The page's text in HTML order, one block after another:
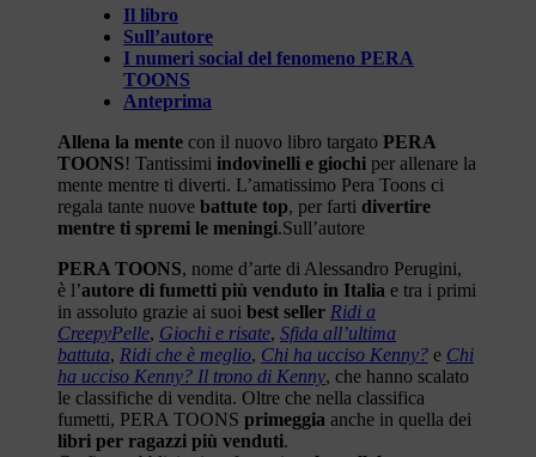
Il libro
Sull’autore
I numeri social del fenomeno PERA
TOONS
Anteprima
Allena la mente con il nuovo libro targato PERA
TOONS! Tantissimi indovinelli e giochi per allenare la
mente mentre ti diverti. L’amatissimo Pera Toons ci
regala tante nuove battute top, per farti divertire
mentre ti spremi le meningi.Sull’autore
PERA TOONS, nome d’arte di Alessandro Perugini,
è l’autore di fumetti più venduto in Italia e tra i primi
in assoluto grazie ai suoi best seller Ridi a
CreepyPelle, Giochi e risate, Sfida all’ultima
battuta, Ridi che è meglio, Chi ha ucciso Kenny? e Chi
ha ucciso Kenny? Il trono di Kenny, che hanno scalato
le classifiche di vendita. Oltre che nella classifica
fumetti, PERA TOONS primeggia anche in quella dei
libri per ragazzi più venduti.